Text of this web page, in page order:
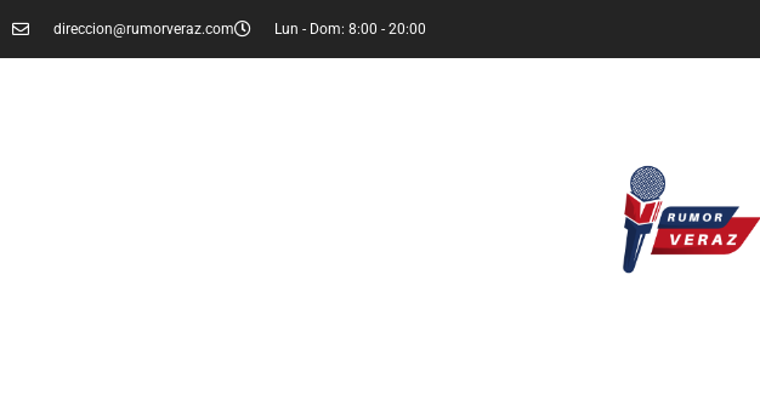
direccion@rumorveraz.com Lun - Dom: 8:00 - 20:00